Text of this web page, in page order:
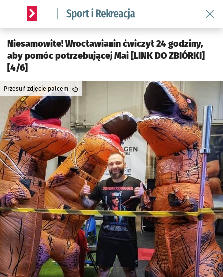
Serwis informacyjny wroclaw.pl podserwis: Sport i rekreacja
Niesamowite! Wrocławianin ćwiczył 24 godziny,
aby pomóc potrzebującej Mai [LINK DO ZBIÓRKI]
[4/6]
Przesuń zdjęcie palcem